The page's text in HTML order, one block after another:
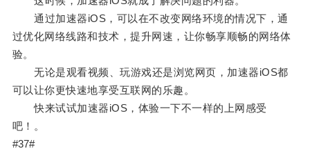
通过加速器iOS，可以在不改变网络环境的情况下，通
过优化网络线路和技术，提升网速，让你畅享顺畅的网络体
验。
无论是观看视频、玩游戏还是浏览网页，加速器iOS都
可以让你更快速地享受互联网的乐趣。
快来试试加速器iOS，体验一下不一样的上网感受
吧！。
#37#